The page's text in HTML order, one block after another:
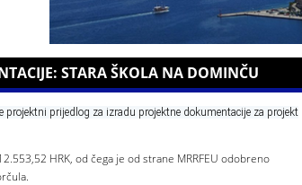
STARA ŠKOLA NA DOMINČU
prijedlog za izradu projektne dokumentacije za projekt
HRK, od čega je od strane MRRFEU odobreno